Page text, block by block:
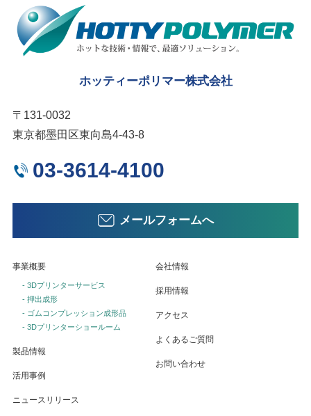
ホッティーポリマー株式会社
〒131-0032
東京都墨田区東向島4-43-8
03-3614-4100
メールフォームへ
事業概要
- 3Dプリンターサービス
- 押出成形
- ゴムコンプレッション成形品
- 3Dプリンターショールーム
製品情報
活用事例
ニュースリリース
会社情報
採用情報
アクセス
よくあるご質問
お問い合わせ